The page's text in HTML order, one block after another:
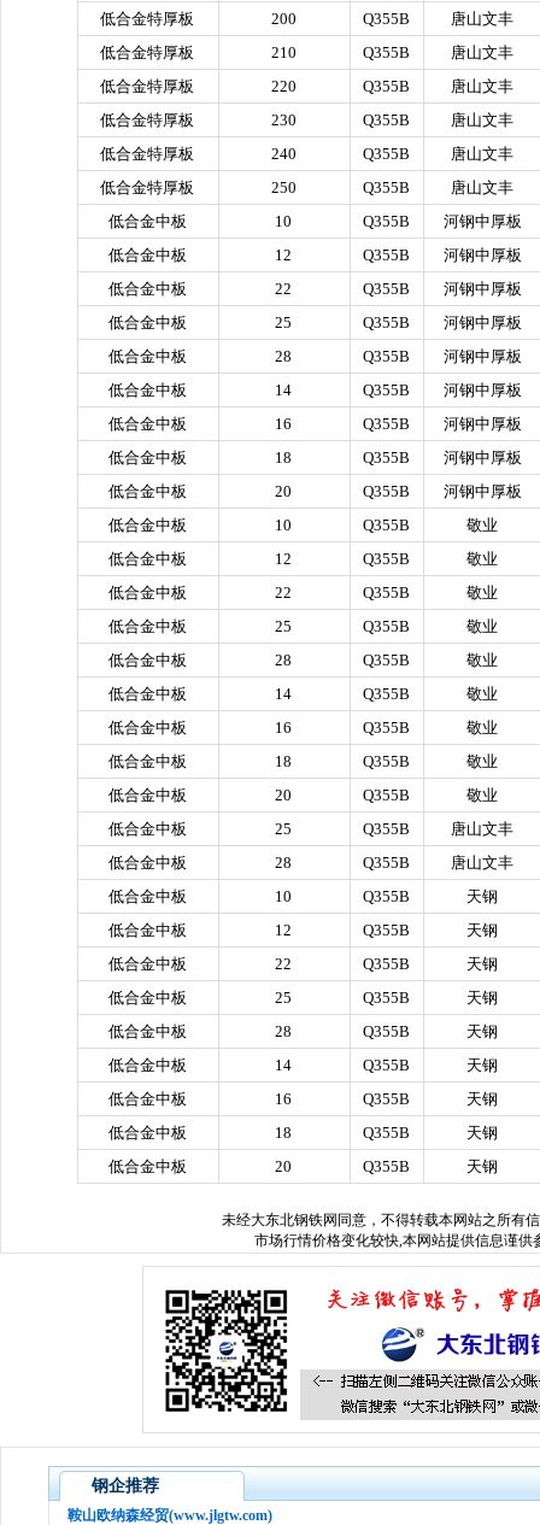
低合金特厚板
200 Q355B
唐山文丰
低合金特厚板
210 Q355B
唐山文丰
低合金特厚板
220 Q355B
唐山文丰
低合金特厚板
230 Q355B
唐山文丰
低合金特厚板
240 Q355B
唐山文丰
低合金特厚板
250 Q355B
唐山文丰
低合金中板
10 Q355B
河钢中厚板
低合金中板
12 Q355B
河钢中厚板
低合金中板
22 Q355B
河钢中厚板
低合金中板
25 Q355B
河钢中厚板
低合金中板
28 Q355B
河钢中厚板
低合金中板
14 Q355B
河钢中厚板
低合金中板
16 Q355B
河钢中厚板
低合金中板
18 Q355B
河钢中厚板
低合金中板
20 Q355B
河钢中厚板
低合金中板
10 Q355B
敬业
低合金中板
12 Q355B
敬业
低合金中板
22 Q355B
敬业
低合金中板
25 Q355B
敬业
低合金中板
28 Q355B
敬业
低合金中板
14 Q355B
敬业
低合金中板
16 Q355B
敬业
低合金中板
18 Q355B
敬业
低合金中板
20 Q355B
敬业
低合金中板
25 Q355B
唐山文丰
低合金中板
28 Q355B
唐山文丰
低合金中板
10 Q355B
天钢
低合金中板
12 Q355B
天钢
低合金中板
22 Q355B
天钢
低合金中板
25 Q355B
天钢
低合金中板
28 Q355B
天钢
低合金中板
14 Q355B
天钢
低合金中板
16 Q355B
天钢
低合金中板
18 Q355B
天钢
低合金中板
20 Q355B 天钢
未经大东北钢铁网 同意，不得转载本网站之所有
市场行情价格变化较快,本网站提供信息谨供
钢企推荐
鞍山欧纳森经贸(www.jlgtw.com)